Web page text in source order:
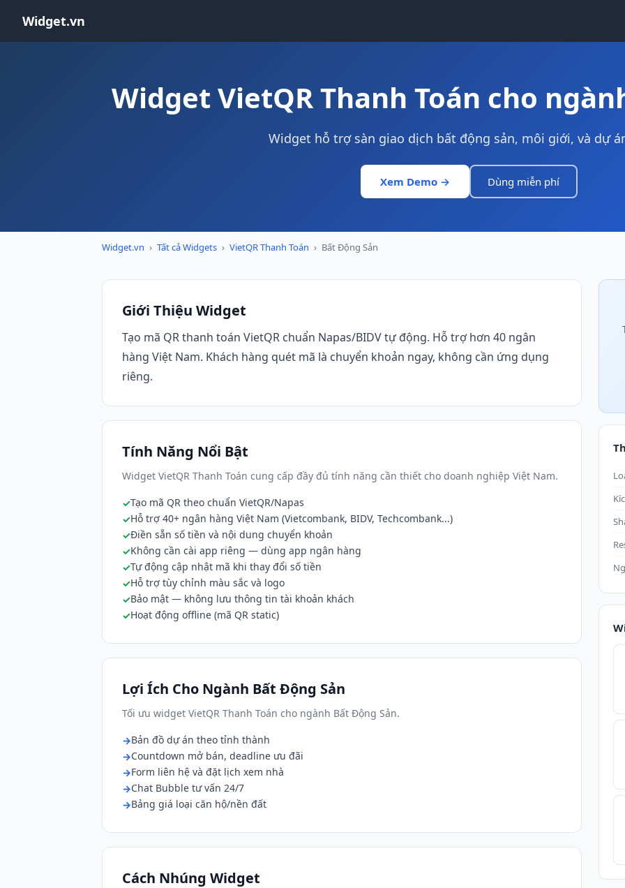
Widget.vn
Widget VietQR Thanh Toán cho
Widget hỗ trợ sàn giao dịch bất động sản, môi giới, và dự
Xem Demo → Dùng miễn phí
Widget.vn › Tất cả Widgets › VietQR Thanh Toán › Bất Động Sản
Giới Thiệu Widget
Tạo mã QR thanh toán VietQR chuẩn Napas/BIDV tự động. Hỗ trợ hơn 40 ngân
hàng Việt Nam. Khách hàng quét mã là chuyển khoản ngay, không cần ứng dụng
riêng.
Tính Năng Nổi Bật
Widget VietQR Thanh Toán cung cấp đầy đủ tính năng cần thiết cho doanh nghiệp Việt Nam.
Tạo mã QR theo chuẩn VietQR/Napas
Hỗ trợ 40+ ngân hàng Việt Nam (Vietcombank, BIDV, Techcombank...)
Điền sẵn số tiền và nội dung chuyển khoản
Không cần cài app riêng — dùng app ngân hàng
Tự động cập nhật mã khi thay đổi số tiền
Hỗ trợ tùy chỉnh màu sắc và logo
Bảo mật — không lưu thông tin tài khoản khách
Hoạt động offline (mã QR static)
Lợi Ích Cho Ngành Bất Động Sản
Tối ưu widget VietQR Thanh Toán cho ngành Bất Động Sản.
Bản đồ dự án theo tỉnh thành
Countdown mở bán, deadline ưu đãi
Form liên hệ và đặt lịch xem nhà
Chat Bubble tư vấn 24/7
Bảng giá loại căn hộ/nền đất
Cách Nhúng Widget